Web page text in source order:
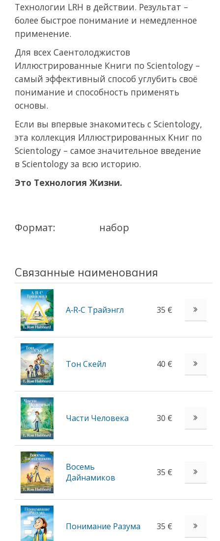
Технологии LRH в действии. Результат –
более быстрое понимание и немедленное
применение.
Для всех Саентолоджистов
Иллюстрированные Книги по Scientology –
самый эффективный способ углубить своё
понимание и способность применять
основы.
Если вы впервые знакомитесь с Scientology,
эта коллекция Иллюстрированных Книг по
Scientology – самое значительное введение
в Scientology за всю историю.
Это Технология Жизни.
Формат: набор
Связанные наименования
A‑R‑C Трайэнгл 35 €
Тон Скейл 40 €
Части Человека 30 €
Восемь
Дайнамиков
35 €
Понимание Разума 35 €